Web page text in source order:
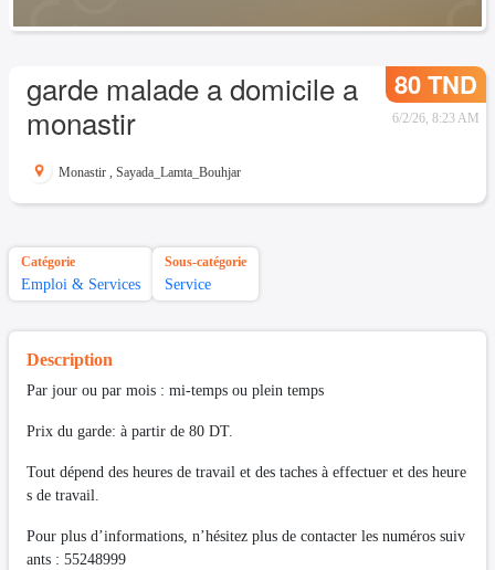
garde malade a domicile a
monastir
80 TND
6/2/26, 8:23 AM
Monastir , Sayada_Lamta_Bouhjar
Catégorie
Emploi & Services
Sous-catégorie
Service
Description
Par jour ou par mois : mi-temps ou plein temps
Prix du garde: à partir de 80 DT.
Tout dépend des heures de travail et des taches à effectuer et des heure
s de travail.
Pour plus d’informations, n’hésitez plus de contacter les numéros suiv
ants : 55248999